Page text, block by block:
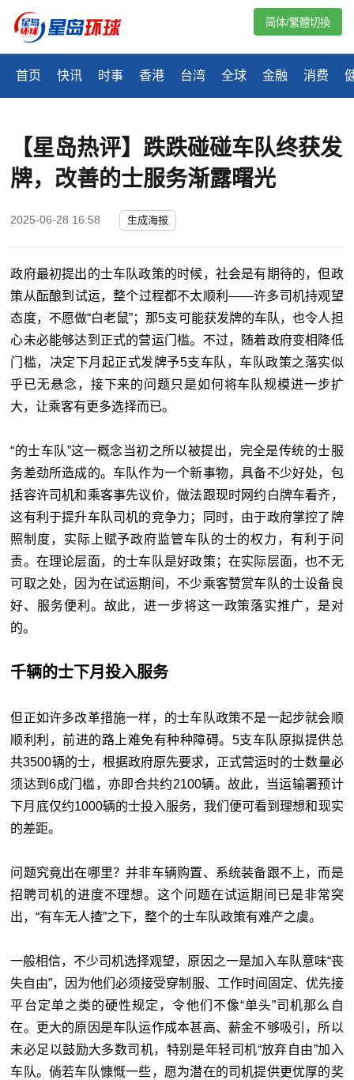
首页 快讯 时事 香港 台湾 全球 金融 消费
简体/繁體切換
【星岛热评】跌跌碰碰车队终获发
牌，改善的士服务渐露曙光
2025-06-28 16:58 生成海报
政府最初提出的士车队政策的时候，社会是有期待的，但政
策从酝酿到试运，整个过程都不太顺利——许多司机持观望
态度，不愿做“白老鼠”；那5支可能获发牌的车队，也令人担
心未必能够达到正式的营运门槛。不过，随着政府变相降低
门槛，决定下月起正式发牌予5支车队，车队政策之落实似
乎已无悬念，接下来的问题只是如何将车队规模进一步扩
大，让乘客有更多选择而已。
“的士车队”这一概念当初之所以被提出，完全是传统的士服
务差劲所造成的。车队作为一个新事物，具备不少好处，包
括容许司机和乘客事先议价，做法跟现时网约白牌车看齐，
这有利于提升车队司机的竞争力；同时，由于政府掌控了牌
照制度，实际上赋予政府监管车队的士的权力，有利于问
责。在理论层面，的士车队是好政策；在实际层面，也不无
可取之处，因为在试运期间，不少乘客赞赏车队的士设备良
好、服务便利。故此，进一步将这一政策落实推广，是对
的。
千辆的士下月投入服务
但正如许多改革措施一样，的士车队政策不是一起步就会顺
顺利利，前进的路上难免有种种障碍。5支车队原拟提供总
共3500辆的士，根据政府原先要求，正式营运时的士数量必
须达到6成门槛，亦即合共约2100辆。故此，当运输署预计
下月底仅约1000辆的士投入服务，我们便可看到理想和现实
的差距。
问题究竟出在哪里？并非车辆购置、系统装备跟不上，而是
招聘司机的进度不理想。这个问题在试运期间已是非常突
出，“有车无人揸”之下，整个的士车队政策有难产之虞。
一般相信，不少司机选择观望，原因之一是加入车队意味“丧
失自由”，因为他们必须接受穿制服、工作时间固定、优先接
平台定单之类的硬性规定，令他们不像“单头”司机那么自
在。更大的原因是车队运作成本甚高、薪金不够吸引，所以
未必足以鼓励大多数司机，特别是年轻司机“放弃自由”加入
车队。倘若车队慷慨一些，愿为潜在的司机提供更优厚的奖